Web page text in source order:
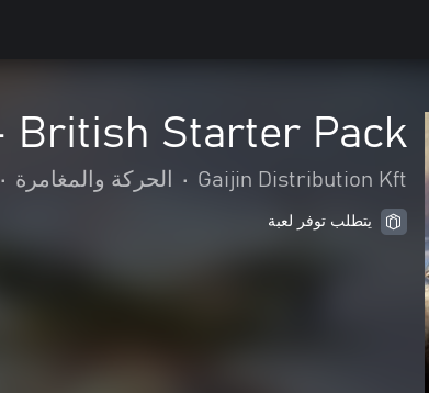
British Starter Pack
Gaijin Distribution Kft
• الحركة والمغامرة •
يتطلب توفر لعبة